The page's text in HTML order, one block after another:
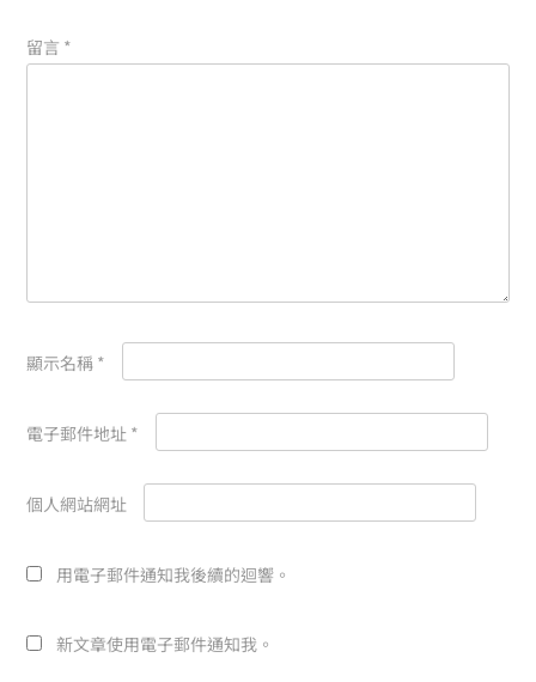
留言 *
顯示名稱 *
電子郵件地址 *
個人網站網址
用電子郵件通知我後續的迴響。
新文章使用電子郵件通知我。